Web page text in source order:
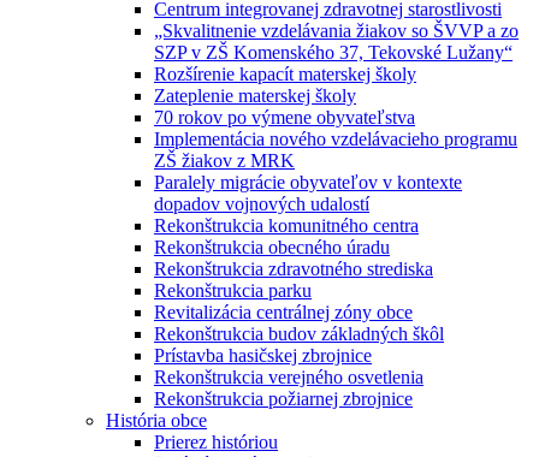
Centrum integrovanej zdravotnej starostlivosti
„Skvalitnenie vzdelávania žiakov so ŠVVP a zo
SZP v ZŠ Komenského 37, Tekovské Lužany“
Rozšírenie kapacít materskej školy
Zateplenie materskej školy
70 rokov po výmene obyvateľstva
Implementácia nového vzdelávacieho programu
ZŠ žiakov z MRK
Paralely migrácie obyvateľov v kontexte
dopadov vojnových udalostí
Rekonštrukcia komunitného centra
Rekonštrukcia obecného úradu
Rekonštrukcia zdravotného strediska
Rekonštrukcia parku
Revitalizácia centrálnej zóny obce
Rekonštrukcia budov základných škôl
Prístavba hasičskej zbrojnice
Rekonštrukcia verejného osvetlenia
Rekonštrukcia požiarnej zbrojnice
História obce
Prierez históriou